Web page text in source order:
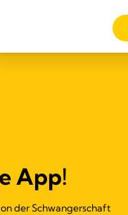
App!
der Schwangerschaft